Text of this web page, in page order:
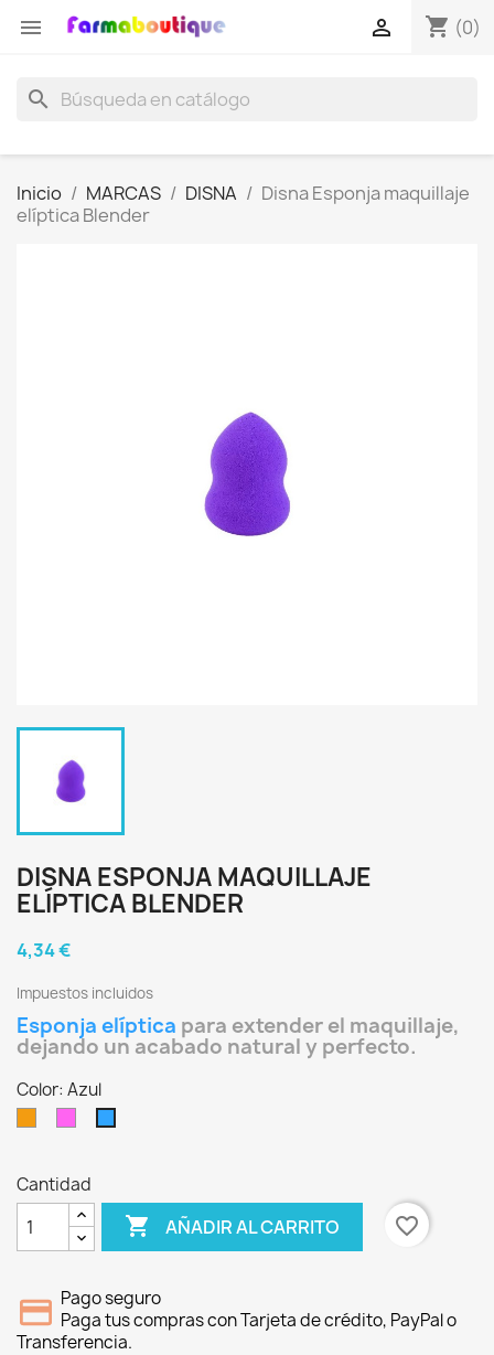
 shopping_cart (0)

search
Inicio MARCAS DISNA
Disna Esponja maquillaje
elíptica Blender
DISNA ESPONJA MAQUILLAJE
ELÍPTICA BLENDER
4,34 €
Impuestos incluidos
Esponja elíptica para extender el maquillaje,
dejando un acabado natural y perfecto.
Color: Azul
Cantidad
 AÑADIR AL CARRITO favorite_border
Pago seguro
Paga tus compras con Tarjeta de crédito, PayPal o
Transferencia.